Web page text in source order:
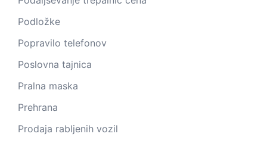
Podložke
Popravilo telefonov
Poslovna tajnica
Pralna maska
Prehrana
Prodaja rabljenih vozil